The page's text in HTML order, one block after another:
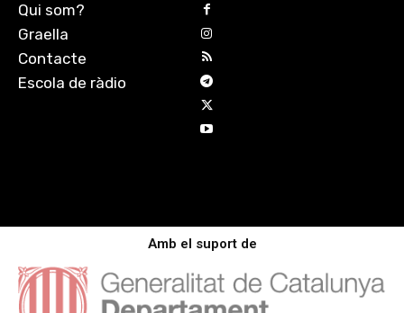
Qui som?
Graella
Contacte
Escola de ràdio
Amb el suport de